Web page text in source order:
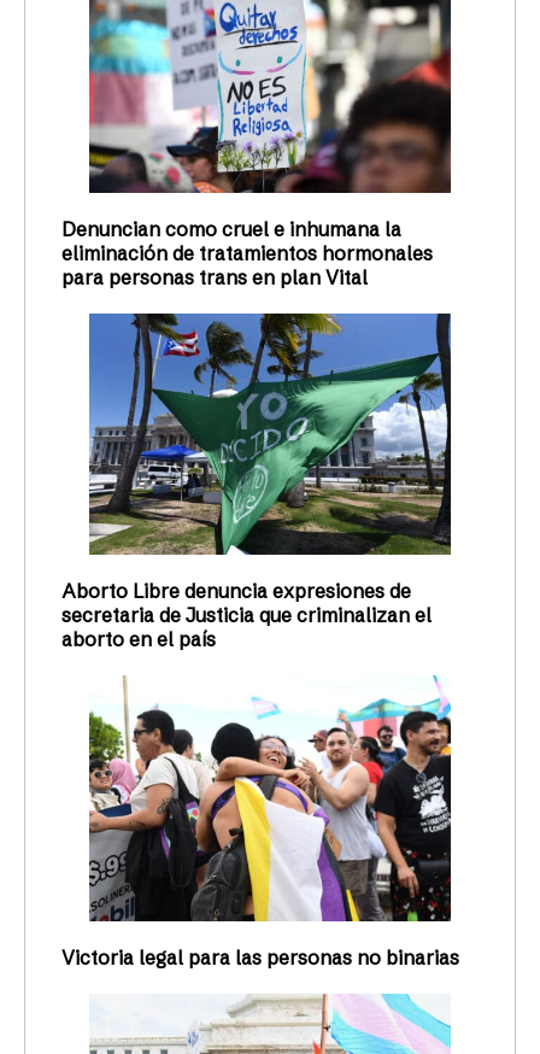
Denuncian como cruel e inhumana la
eliminación de tratamientos hormonales
para personas trans en plan Vital
Aborto Libre denuncia expresiones de
secretaria de Justicia que criminalizan el
aborto en el país
Victoria legal para las personas no binarias